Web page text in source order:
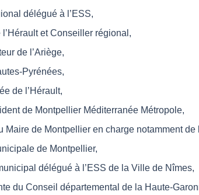
délégué à l’ESS,
et Conseiller régional,
de l’Ariège,
Pyrénées,
de l’Hérault,
de Montpellier Méditerranée Métropole,
de Montpellier en charge notamment de
de Montpellier,
délégué à l’ESS de la Ville de Nîmes,
du Conseil départemental de la Haute-